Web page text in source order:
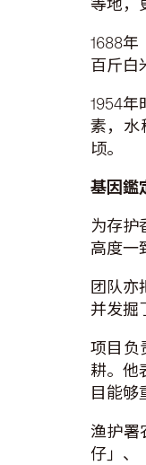
等地，
1688
百斤白
1954
素，水
顷。
基因鑑
为存护
高度一
团队亦
并发掘
项目负
耕。他
目能够
渔护署
仔」、